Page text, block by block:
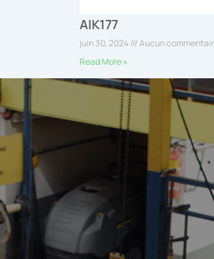
AIK177
juin 30, 2024
Aucun
Read More »